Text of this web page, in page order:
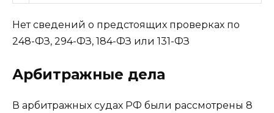
Нет сведений о предстоящих проверках по
248-ФЗ, 294-ФЗ, 184-ФЗ или 131-ФЗ
Арбитражные дела
В арбитражных судах РФ были рассмотрены 8